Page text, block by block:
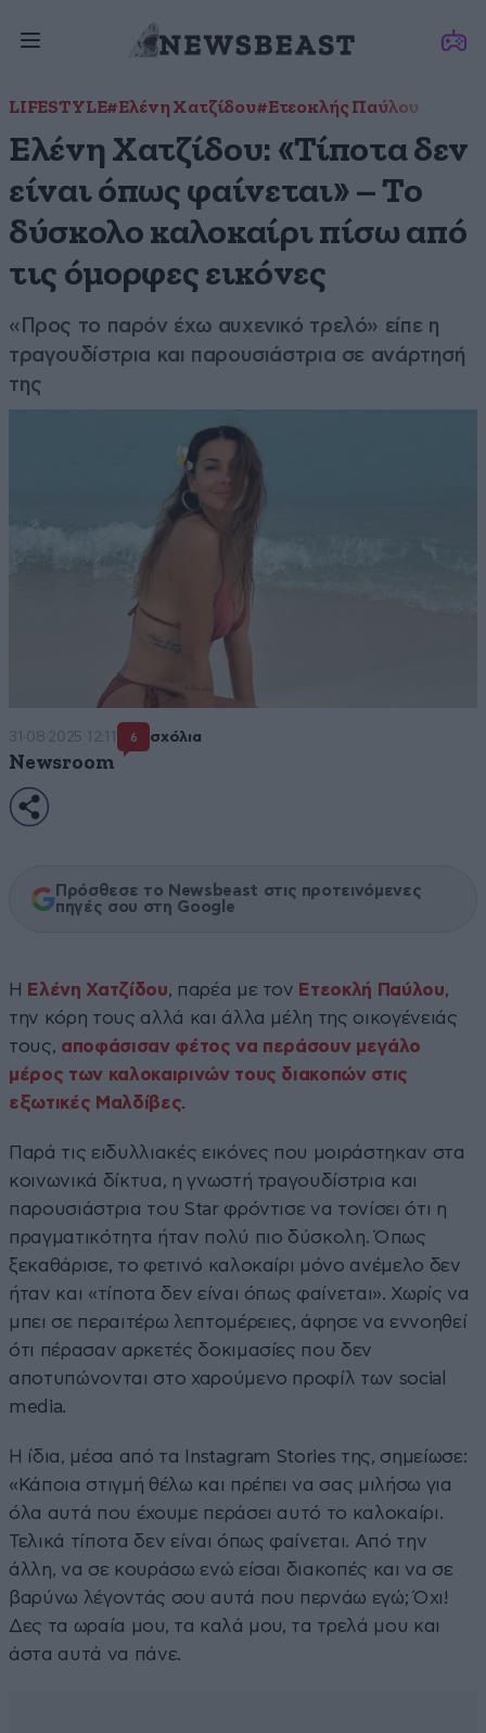
LIFESTYLE#Ελένη Χατζίδου#Ετεοκλής Παύλου
Ελένη Χατζίδου: «Τίποτα δεν
είναι όπως φαίνεται» – Το
δύσκολο καλοκαίρι πίσω από
τις όμορφες εικόνες
«Προς το παρόν έχω αυχενικό τρελό» είπε η
τραγουδίστρια και παρουσιάστρια σε ανάρτησή
της
31·08·2025 12:11 6 σχόλια
Newsroom
Πρόσθεσε το Newsbeast στις προτεινόμενες
πηγές σου στη Google
Η Ελένη Χατζίδου, παρέα με τον Ετεοκλή Παύλου,
την κόρη τους αλλά και άλλα μέλη της οικογένειάς
τους, αποφάσισαν φέτος να περάσουν μεγάλο
μέρος των καλοκαιρινών τους διακοπών στις
εξωτικές Μαλδίβες.
Παρά τις ειδυλλιακές εικόνες που μοιράστηκαν στα
κοινωνικά δίκτυα, η γνωστή τραγουδίστρια και
παρουσιάστρια του Star φρόντισε να τονίσει ότι η
πραγματικότητα ήταν πολύ πιο δύσκολη. Όπως
ξεκαθάρισε, το φετινό καλοκαίρι μόνο ανέμελο δεν
ήταν και «τίποτα δεν είναι όπως φαίνεται». Χωρίς να
μπει σε περαιτέρω λεπτομέρειες, άφησε να εννοηθεί
ότι πέρασαν αρκετές δοκιμασίες που δεν
αποτυπώνονται στο χαρούμενο προφίλ των social
media.
Η ίδια, μέσα από τα Instagram Stories της, σημείωσε:
«Κάποια στιγμή θέλω και πρέπει να σας μιλήσω για
όλα αυτά που έχουμε περάσει αυτό το καλοκαίρι.
Τελικά τίποτα δεν είναι όπως φαίνεται. Από την
άλλη, να σε κουράσω ενώ είσαι διακοπές και να σε
βαρύνω λέγοντάς σου αυτά που περνάω εγώ; Όχι!
Δες τα ωραία μου, τα καλά μου, τα τρελά μου και
άστα αυτά να πάνε.